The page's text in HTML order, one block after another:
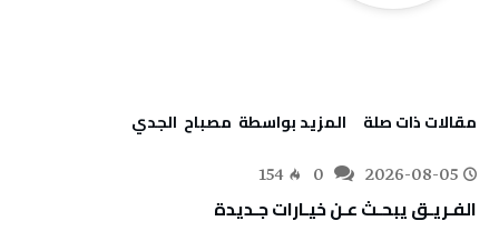
‫مقالات ذات صلة‬ ‫‫المزيد بواسطة‬ ‬ مصباح ‭ ‬الجدي
2026-08-05
154
الفـريـق‭ ‬يبحـث‭ ‬عـن‭ ‬خيـارات‭ ‬جـديدة